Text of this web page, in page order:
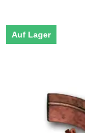
Auf Lager